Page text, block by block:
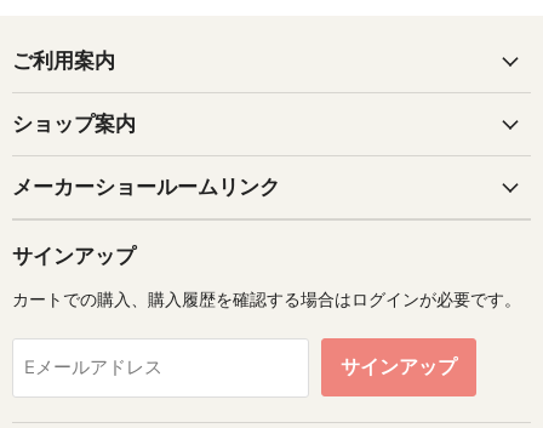
ご利用案内
ショップ案内
メーカーショールームリンク
サインアップ
カートでの購入、購入履歴を確認する場合はログインが必要です。
Eメールアドレス サインアップ